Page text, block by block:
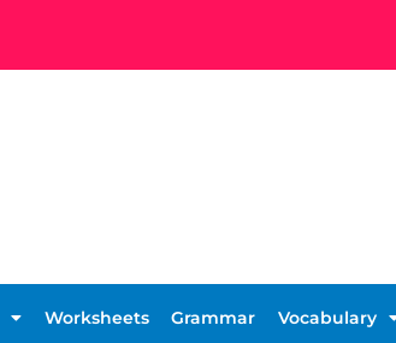
Worksheets Grammar Vocabulary